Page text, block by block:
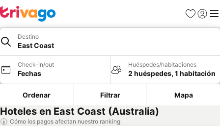
Favoritos
Iniciar
Destino
East Coast
Check-in/out
Fechas
Huéspedes/habitaciones
2 huéspedes, 1 habitación
Ordenar Filtrar Mapa
Hoteles en East Coast (Australia)
Cómo los pagos afectan nuestro ranking